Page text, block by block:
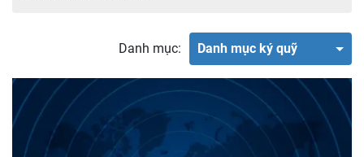
Danh mục: Danh mục ký quỹ